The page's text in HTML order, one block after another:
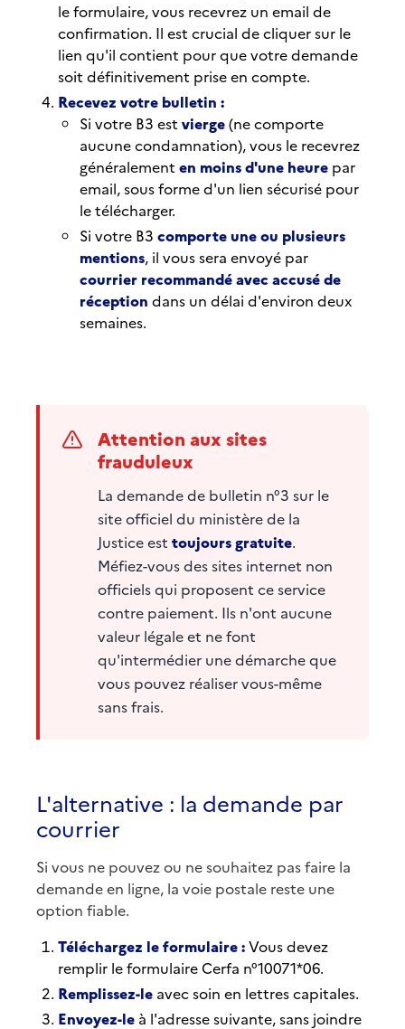
le formulaire, vous recevrez un email de
confirmation. Il est crucial de cliquer sur le
lien qu'il contient pour que votre demande
soit définitivement prise en compte.
Recevez votre bulletin :
Si votre B3 est vierge(ne comporte
aucune condamnation), vous le recevrez
généralement en moins d'une heure par
email, sous forme d'un lien sécurisé pour
le télécharger.
Si votre B3 comporte une ou plusieurs
mentions, il vous sera envoyé par
courrier recommandé avec accusé de
réception dans un délai d'environ deux
semaines.
Attention aux sites
frauduleux
La demande de bulletin n°3 sur le
site officiel du ministère de la
Justice est toujours gratuite.
Méfiez-vous des sites internet non
officiels qui proposent ce service
contre paiement. Ils n'ont aucune
valeur légale et ne font
qu'intermédier une démarche que
vous pouvez réaliser vous-même
sans frais.
L'alternative : la demande par
courrier
Si vous ne pouvez ou ne souhaitez pas faire la
demande en ligne, la voie postale reste une
option fiable.
Téléchargez le formulaire :Vous devez
remplir le formulaire Cerfa n°10071*06.
Remplissez-le avec soin en lettres capitales.
Envoyez-le à l'adresse suivante, sans joindre